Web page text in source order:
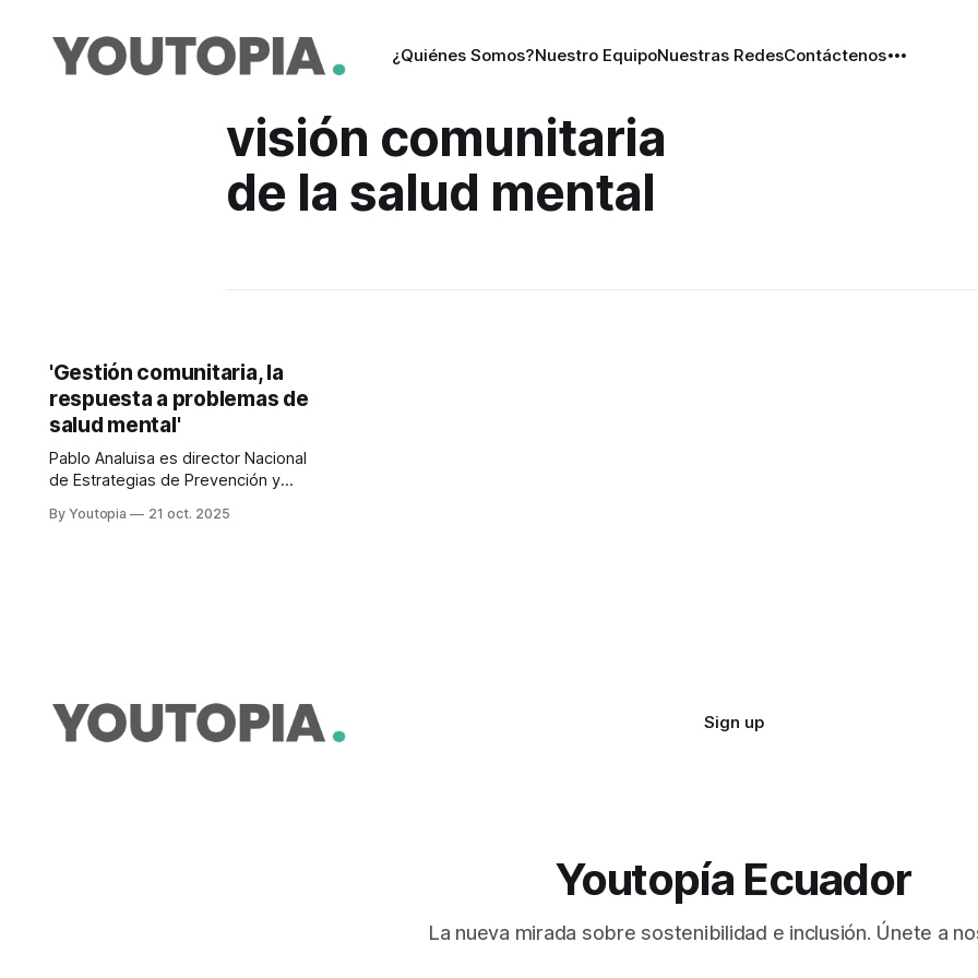
¿Quiénes Somos?Nuestro EquipoNuestras RedesContáctenos
visión comunitaria
de la salud mental
'Gestión comunitaria, la
respuesta a problemas de
salud mental'
Pablo Analuisa es director Nacional
de Estrategias de Prevención y
depresión y la ansiedad son una
By Youtopia 21 oct. 2025
Sign up
Youtopía Ecuador
La nueva mirada sobre sostenibilidad e inclusión. Únete a